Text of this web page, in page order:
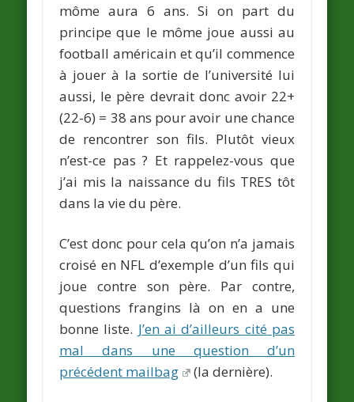
môme aura 6 ans. Si on part du
principe que le môme joue aussi au
football américain et qu’il commence
à jouer à la sortie de l’université lui
aussi, le père devrait donc avoir 22+
(22-6) = 38 ans pour avoir une chance
de rencontrer son fils. Plutôt vieux
n’est-ce pas ? Et rappelez-vous que
j’ai mis la naissance du fils TRES tôt
dans la vie du père.
C’est donc pour cela qu’on n’a jamais
croisé en NFL d’exemple d’un fils qui
joue contre son père. Par contre,
questions frangins là on en a une
bonne liste. J’en ai d’ailleurs cité pas
mal dans une question d’un
précédent mailbag
(la dernière).